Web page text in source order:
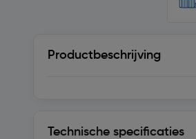
Productbeschrijving
Technische specificaties